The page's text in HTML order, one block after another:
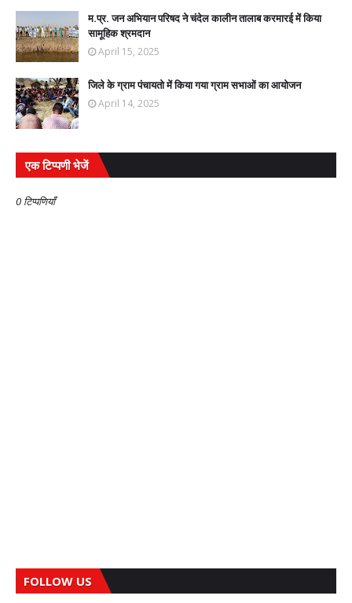
म.प्र. जन अभियान परिषद ने चंदेल कालीन तालाब करमारई में किया
सामूहिक श्रमदान
April 15, 2025
जिले के ग्राम पंचायतो में किया गया ग्राम सभाओं का आयोजन
April 14, 2025
एक टिप्पणी भेजें
0 टिप्पणियाँ
FOLLOW US